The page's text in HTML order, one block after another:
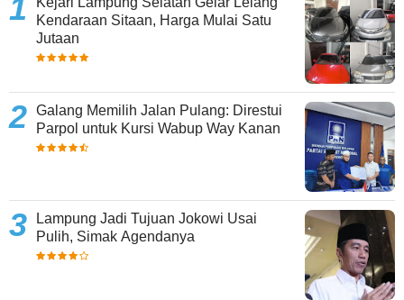
Kendaraan Sitaan, Harga Mulai Satu
Jutaan
Galang Memilih Jalan Pulang: Direstui
Parpol untuk Kursi Wabup Way Kanan
Lampung Jadi Tujuan Jokowi Usai
Pulih, Simak Agendanya